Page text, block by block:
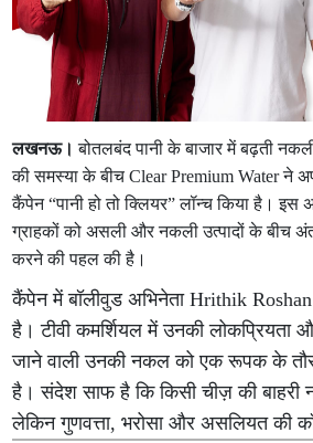
लखनऊ।बोतलबंद पानी के बाजार में बढ़ती
की समस्या के बीच Clear Premium Water ने
कैंपेन “पानी हो तो क्लियर” लॉन्च किया है। इस
ग्राहकों को असली और नकली उत्पादों के बीच
करने की पहल की है।
कैंपेन में बॉलीवुड अभिनेता Hrithik
है। टीवी कमर्शियल में उनकी लोकप्रियता और
जाने वाली उनकी नकल को एक रूपक के तौर
है। संदेश साफ है कि किसी चीज़ की
लेकिन गुणवत्ता, भरोसा और असलियत की